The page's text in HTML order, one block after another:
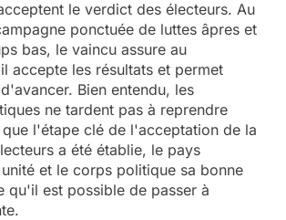
le verdict des électeurs. Au
ponctuée de luttes âpres et
bas, le vaincu assure au
accepte les résultats et permet
Bien entendu, les
ne tardent pas à reprendre
l'étape clé de l'acceptation de la
a été établie, le pays
et le corps politique sa bonne
qu'il est possible de passer à